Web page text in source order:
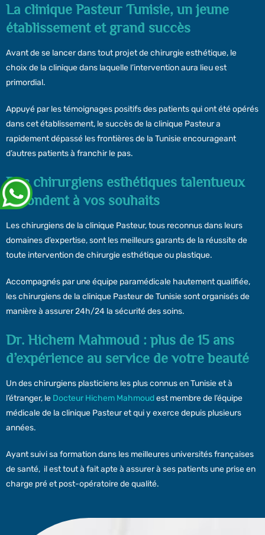
La clinique Pasteur Tunisie, un jeune
établissement et grand succès
Avant de se lancer dans tout projet de chirurgie esthétique, le
choix de la clinique dans laquelle l’intervention aura lieu est
primordial.
Appuyé par les témoignages positifs des patients qui ont été opérés
dans cet établissement, le succès de la clinique Pasteur a
rapidement dépassé les frontières de la Tunisie encourageant
d’autres patients à franchir le pas.
Des chirurgiens esthétiques talentueux
répondent à vos souhaits
Les chirurgiens de la clinique Pasteur, tous reconnus dans leurs
domaines d’expertise, sont les meilleurs garants de la réussite de
toute intervention de chirurgie esthétique ou plastique.
Accompagnés par une équipe paramédicale hautement qualifiée,
les chirurgiens de la clinique Pasteur de Tunisie sont organisés de
manière à assurer 24h/24 la sécurité des soins.
Dr. Hichem Mahmoud : plus de 15 ans
d’expérience au service de votre beauté
Un des chirurgiens plasticiens les plus connus en Tunisie et à
l’étranger, le Docteur Hichem Mahmoudest membre de l’équipe
médicale de la clinique Pasteur et qui y exerce depuis plusieurs
années.
Ayant suivi sa formation dans les meilleures universités françaises
de santé, il est tout à fait apte à assurer à ses patients une prise en
charge pré et post-opératoire de qualité.